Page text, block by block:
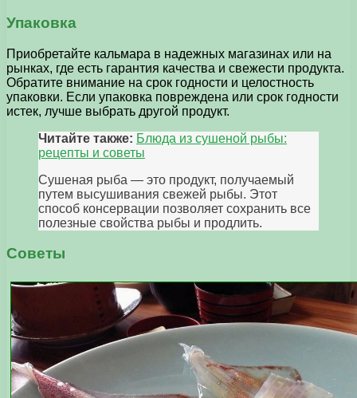
Упаковка
Приобретайте кальмара в надежных магазинах или на
рынках, где есть гарантия качества и свежести продукта.
Обратите внимание на срок годности и целостность
упаковки. Если упаковка повреждена или срок годности
истек, лучше выбрать другой продукт.
Читайте также: Блюда из сушеной рыбы:
рецепты и советы
Сушеная рыба — это продукт, получаемый
путем высушивания свежей рыбы. Этот
способ консервации позволяет сохранить все
полезные свойства рыбы и продлить.
Советы